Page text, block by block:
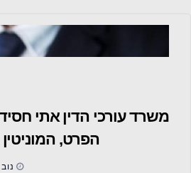
משרד עורכי הדין אתי
הפרט,
נוב 15, 2024